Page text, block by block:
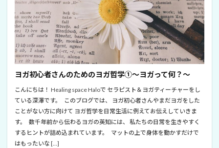
ヨガ初心者さんのためのヨガ哲学①～ヨガって何？～
こんにちは！ Healing space Haloで セラピスト＆ヨガティーチャーをし
ている深澤です。 このブログでは、 ヨガ初心者さんやまだヨガをした
ことがない方に向けて ヨガ哲学を日常生活に例えてお伝えしていきま
す。 数千年前から伝わるヨガの英知には、 私たちの日常を生きやすく
するヒントが詰め込まれています。 マットの上で身体を動かすだけで
はもったいな […]